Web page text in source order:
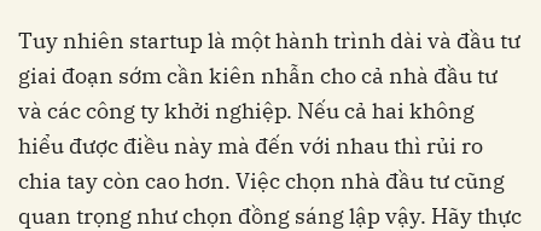
Tuy nhiên startup là một hành trình dài và đầu tư
giai đoạn sớm cần kiên nhẫn cho cả nhà đầu tư
và các công ty khởi nghiệp. Nếu cả hai không
hiểu được điều này mà đến với nhau thì rủi ro
chia tay còn cao hơn. Việc chọn nhà đầu tư cũng
quan trọng như chọn đồng sáng lập vậy. Hãy thực